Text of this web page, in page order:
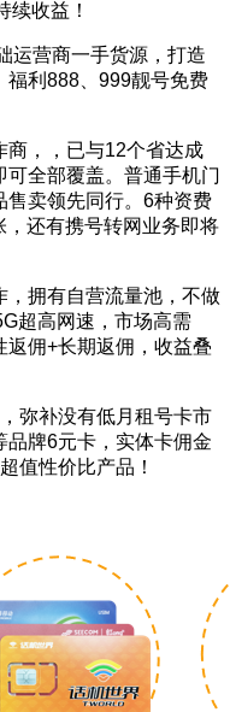
续收益！
运营商一手货源，打造
福利888、999靓号免费
商，，已与12个省达成
全部覆盖。普通手机门
售卖领先同行。6种资费
还有携号转网业务即将
，拥有自营流量池，不做
超高网速，市场高需
佣+长期返佣，收益叠
弥补没有低月租号卡市
牌6元卡，实体卡佣金
值性价比产品！